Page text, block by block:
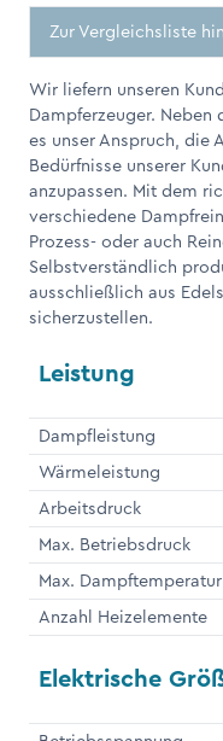
Zur Vergleichsliste
Wir liefern unseren
Dampferzeuger.
es unser Anspruch, die
Bedürfnisse unserer
anzupassen. Mit dem
verschiedene
Prozess- oder auch
Selbstverständlich
ausschließlich aus
sicherzustellen.
Leistung
Dampfleistung
Wärmeleistung
Arbeitsdruck
Max. Betriebsdruck
Max. Dampftemperatur
Anzahl Heizelemente
Elektrische